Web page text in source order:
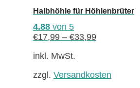
Varianten
der
Halbhöhle für Höhlenbrüter
4.88 von 5
€17,99 – €33,99
inkl. MwSt.
zzgl. Versandkosten